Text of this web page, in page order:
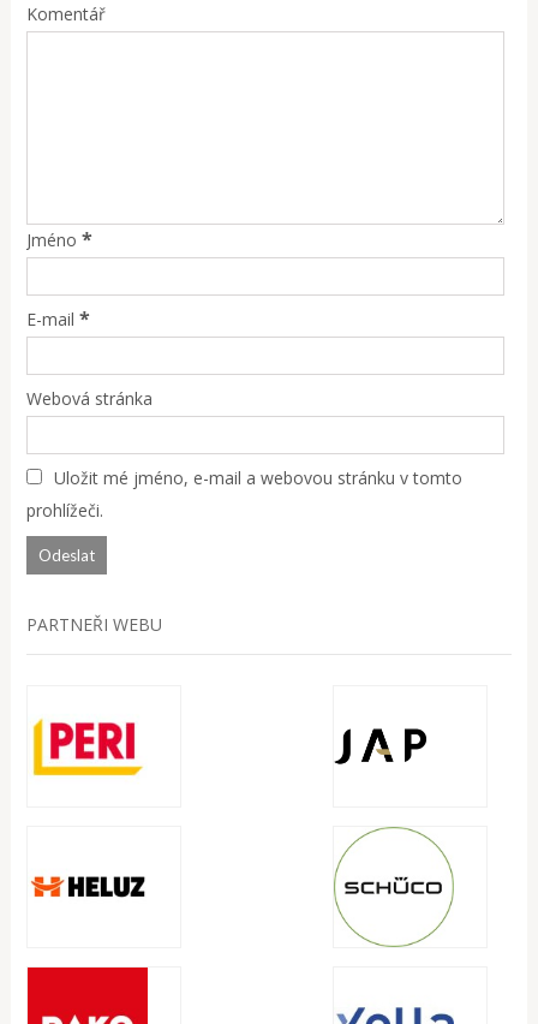
Komentář
Jméno *
E-mail *
Webová stránka
Uložit mé jméno, e-mail a webovou stránku v tomto
prohlížeči.
PARTNEŘI WEBU